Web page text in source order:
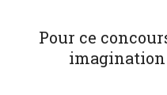
Pour ce